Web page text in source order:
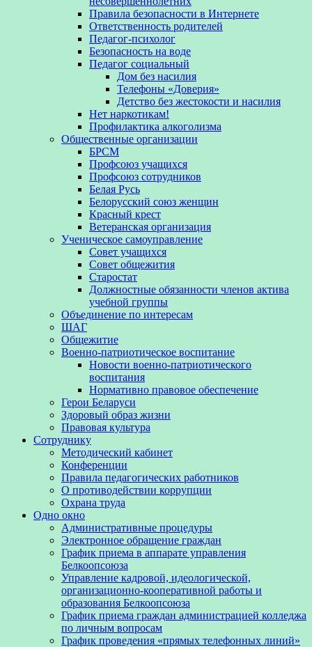
Правила безопасности в Интернете
Ответственность родителей
Педагог-психолог
Безопасность на воде
Педагог социальный
Дом без насилия
Телефоны «Доверия»
Детство без жестокости и насилия
Нет наркотикам!
Профилактика алкоголизма
Общественные организации
БРСМ
Профсоюз учащихся
Профсоюз сотрудников
Белая Русь
Белорусский союз женщин
Красный крест
Ветеранская организация
Ученическое самоуправление
Совет учащихся
Совет общежития
Старостат
Должностные обязанности членов актива
учебной группы
Объединение по интересам
ШАГ
Общежитие
Военно-патриотическое воспитание
Новости военно-патриотического
воспитания
Нормативно правовое обеспечение
Герои Беларуси
Здоровый образ жизни
Правовая культура
Сотруднику
Методический кабинет
Конференции
Правила педагогических работников
О противодействии коррупции
Охрана труда
Одно окно
Административные процедуры
Электронное обращение граждан
График приема в аппарате управления
Белкоопсоюза
Управление кадровой, идеологической,
организационно-кооперативной работы и
образования Белкоопсоюза
График приема граждан администрацией колледжа
по личным вопросам
График проведения «прямых телефонных линий»